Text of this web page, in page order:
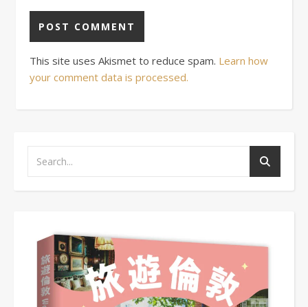
This site uses Akismet to reduce spam. Learn how
your comment data is processed.